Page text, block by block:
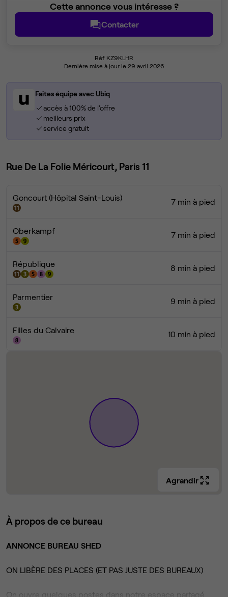
Cette annonce vous intéresse ?
Contacter
Réf KZ9KLHR
Dernière mise à jour le 29 avril 2026
Faites équipe avec Ubiq
accès à 100% de l'offre
meilleurs prix
service gratuit
Rue De La Folie Méricourt, Paris 11
Goncourt (Hôpital Saint-Louis) 7 min à pied
Oberkampf 7 min à pied
République 8 min à pied
Parmentier 9 min à pied
Filles du Calvaire 10 min à pied
Agrandir
À propos de ce bureau
ANNONCE BUREAU SHED
ON LIBÈRE DES PLACES (ET PAS JUSTE DES BUREAUX)
On ouvre quelques postes dans notre espace partagé.